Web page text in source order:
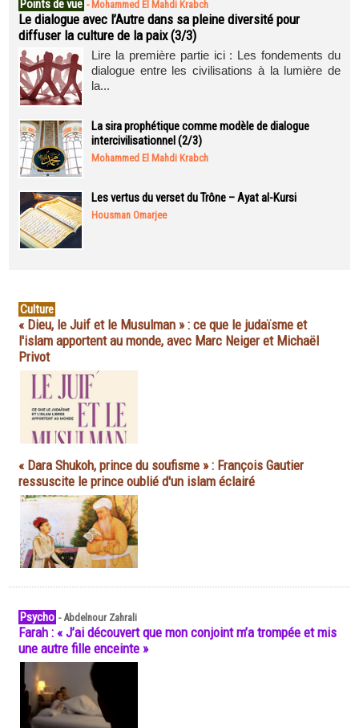
Points de vue - Mohammed El Mahdi Krabch
Le dialogue avec l’Autre dans sa pleine diversité pour
diffuser la culture de la paix (3/3)
Lire la première partie ici : Les fondements du
dialogue entre les civilisations à la lumière de
la...
La sira prophétique comme modèle de dialogue
intercivilisationnel (2/3)
Mohammed El Mahdi Krabch
Les vertus du verset du Trône – Ayat al-Kursi
Housman Omarjee
Culture
« Dieu, le Juif et le Musulman » : ce que le judaïsme et
l'islam apportent au monde, avec Marc Neiger et Michaël
Privot
« Dara Shukoh, prince du soufisme » : François Gautier
ressuscite le prince oublié d'un islam éclairé
Psycho -Abdelnour Zahrali
Farah : « J’ai découvert que mon conjoint m’a trompée et mis
une autre fille enceinte »